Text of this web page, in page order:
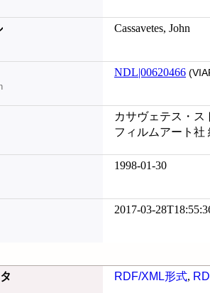
Cassavetes, John
NDL|00620466
カサヴェテス・ス
フィルムアート社
1998-01-30
2017-03-
RDF/XML形式,